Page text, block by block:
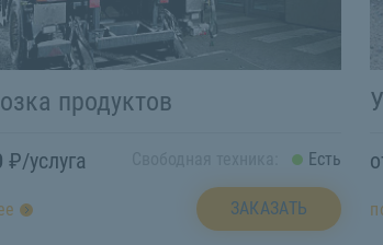
продуктов
₽/услуга Есть
ЗАКАЗАТЬ